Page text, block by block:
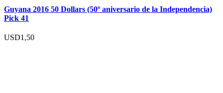
Guyana 2016 50 Dollars (50º aniversario de la Independencia)
Pick 41
USD1,50